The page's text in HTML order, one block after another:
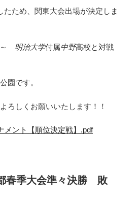
たため、関東大会出場が決定しま
～ 明治大学付属中野高校と対戦
園です。
ろしくお願いいたします！！
メント【順位決定戦】.pdf
春季大会準々決勝 敗